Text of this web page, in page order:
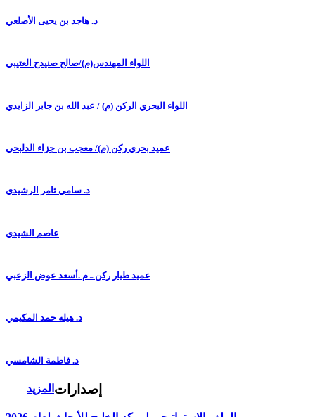
د. هاجد بن يحيى الأصلعي
اللواء المهندس(م)/صالح صنيدح العتيبي
اللواء البحري الركن (م) / عبد الله بن جابر الزايدي
عميد بحري ركن (م)/ معجب بن جزاء الدلبحي
د. سامي ثامر الرشيدي
عاصم الشيدي
عميد طيار ركن ـ م .أسعد عوض الزعبي
د. هيله حمد المكيمي
د. فاطمة الشامسي
المزيد إصدارات